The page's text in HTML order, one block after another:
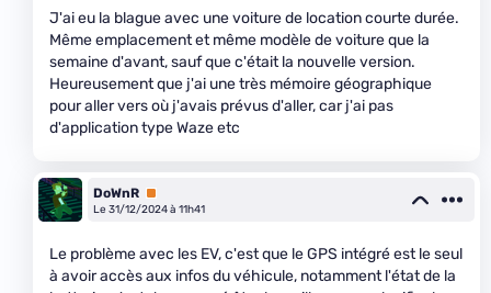
J'ai eu la blague avec une voiture de location courte durée.
Même emplacement et même modèle de voiture que la
semaine d'avant, sauf que c'était la nouvelle version.
Heureusement que j'ai une très mémoire géographique
pour aller vers où j'avais prévus d'aller, car j'ai pas
d'application type Waze etc
DoWnR Premium
Le 31/12/2024 à 11h41
Le problème avec les EV, c'est que le GPS intégré est le seul
à avoir accès aux infos du véhicule, notamment l'état de la